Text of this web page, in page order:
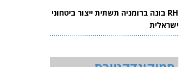
RH בונה ברומניה תשתית ייצור ביטחוני
ישראלית